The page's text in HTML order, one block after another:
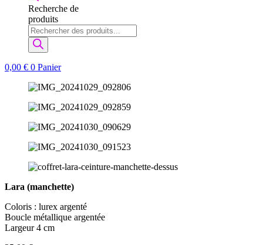
Recherche de
produits
0,00 € 0 Panier
Lara (manchette)
Coloris : lurex argenté
Boucle métallique argentée
Largeur 4 cm